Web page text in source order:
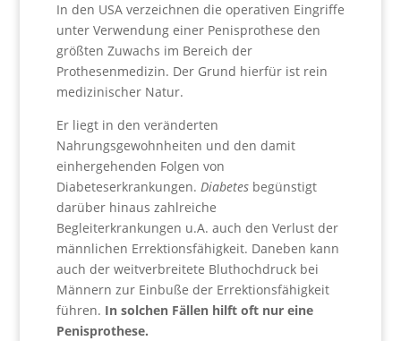
In den USA verzeichnen die operativen Eingriffe
unter Verwendung einer Penisprothese den
größten Zuwachs im Bereich der
Prothesenmedizin. Der Grund hierfür ist rein
medizinischer Natur.
Er liegt in den veränderten
Nahrungsgewohnheiten und den damit
einhergehenden Folgen von
Diabeteserkrankungen. Diabetesbegünstigt
darüber hinaus zahlreiche
Begleiterkrankungen u.A. auch den Verlust der
männlichen Errektionsfähigkeit. Daneben kann
auch der weitverbreitete Bluthochdruck bei
Männern zur Einbuße der Errektionsfähigkeit
führen. In solchen Fällen hilft oft nur eine
Penisprothese.